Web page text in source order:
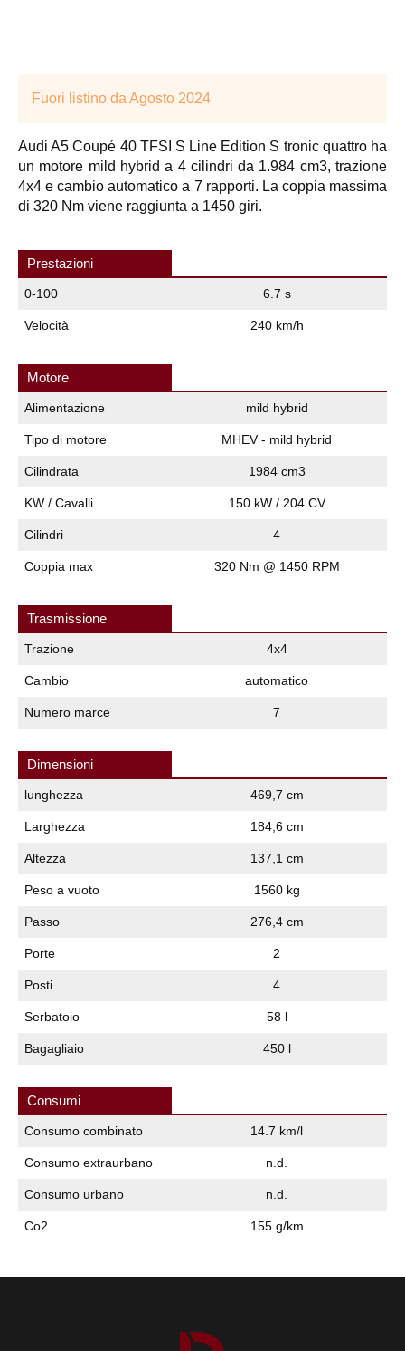
Fuori listino da Agosto 2024
Audi A5 Coupé 40 TFSI S Line Edition S tronic quattro ha
un motore mild hybrid a 4 cilindri da 1.984 cm3, trazione
4x4 e cambio automatico a 7 rapporti. La coppia massima
di 320 Nm viene raggiunta a 1450 giri.
Prestazioni
0-100 6.7 s
Velocità 240 km/h
Motore
Alimentazione mild hybrid
Tipo di motore MHEV - mild hybrid
Cilindrata 1984 cm3
KW / Cavalli 150 kW / 204 CV
Cilindri 4
Coppia max 320 Nm @ 1450 RPM
Trasmissione
Trazione 4x4
Cambio automatico
Numero marce 7
Dimensioni
lunghezza 469,7 cm
Larghezza 184,6 cm
Altezza 137,1 cm
Peso a vuoto 1560 kg
Passo 276,4 cm
Porte 2
Posti 4
Serbatoio 58 l
Bagagliaio 450 l
Consumi
Consumo combinato 14.7 km/l
Consumo extraurbano n.d.
Consumo urbano n.d.
Co2 155 g/km